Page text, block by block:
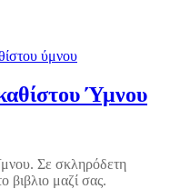
Ύμνου
Σε σκληρόδετη
βιβλιο μαζί σας.